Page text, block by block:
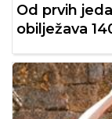
Od prvih
obilježava